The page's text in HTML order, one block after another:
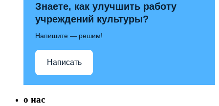
Знаете, как улучшить работу
учреждений культуры?
Напишите — решим!
Написать
о нас